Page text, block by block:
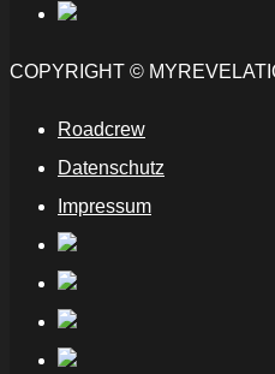
COPYRIGHT ©
Roadcrew
Datenschutz
Impressum